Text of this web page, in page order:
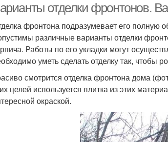
отделки фронтонов.
фронтона подразумевает его полную
различные варианты отделки
Работы по его укладки могут
уметь сделать отделку так, чтобы
смотрится отделка фронтона дома
целей используется плитка из этих
окраской.